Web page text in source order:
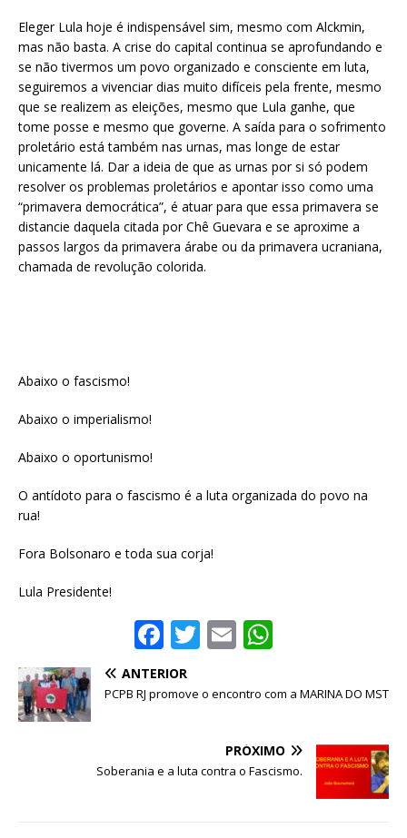
Eleger Lula hoje é indispensável sim, mesmo com Alckmin,
mas não basta. A crise do capital continua se aprofundando e
se não tivermos um povo organizado e consciente em luta,
seguiremos a vivenciar dias muito difíceis pela frente, mesmo
que se realizem as eleições, mesmo que Lula ganhe, que
tome posse e mesmo que governe. A saída para o sofrimento
proletário está também nas urnas, mas longe de estar
unicamente lá. Dar a ideia de que as urnas por si só podem
resolver os problemas proletários e apontar isso como uma
“primavera democrática”, é atuar para que essa primavera se
distancie daquela citada por Chê Guevara e se aproxime a
passos largos da primavera árabe ou da primavera ucraniana,
chamada de revolução colorida.
Abaixo o fascismo!
Abaixo o imperialismo!
Abaixo o oportunismo!
O antídoto para o fascismo é a luta organizada do povo na
rua!
Fora Bolsonaro e toda sua corja!
Lula Presidente!
F
a
c
o
T
it
E
ai at
A
p
ANTERIOR
PCPB RJ promove o encontro com a MARINA DO MST
PRÓXIMO
Soberania e a luta contra o Fascismo.